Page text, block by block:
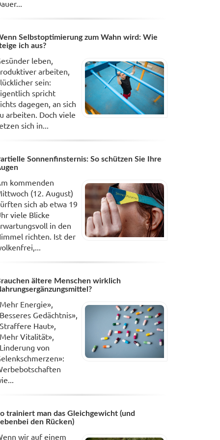
Selbstoptimierung zum Wahn wird: Wie
ich aus?
leben,
arbeiten,
sein:
spricht
dagegen, an sich
arbeiten. Doch viele
sich in...
Sonnenfinsternis: So schützen Sie Ihre
kommenden
(12. August)
sich ab etwa 19
viele Blicke
in den
richten. Ist der
ältere Menschen wirklich
Energie»,
Gedächtnis»,
Haut»,
Vitalität»,
von
trainiert man das Gleichgewicht (und
den Rücken)
wir auf einem